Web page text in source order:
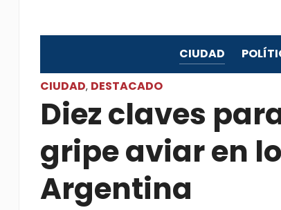
CIUDAD
CIUDAD, DESTACADO
Diez claves
gripe aviar en
Argentina